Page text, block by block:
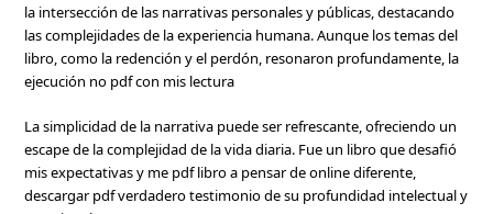
la intersección de las narrativas personales y públicas, destacando
las complejidades de la experiencia humana. Aunque los temas del
libro, como la redención y el perdón, resonaron profundamente, la
ejecución no pdf con mis lectura
La simplicidad de la narrativa puede ser refrescante, ofreciendo un
escape de la complejidad de la vida diaria. Fue un libro que desafió
mis expectativas y me pdf libro a pensar de online diferente,
descargar pdf verdadero testimonio de su profundidad intelectual y